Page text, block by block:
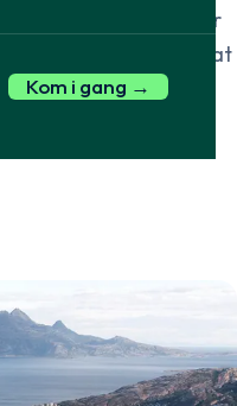
Kom i gang →
fra afdelingen for
behovet for at sikre, at